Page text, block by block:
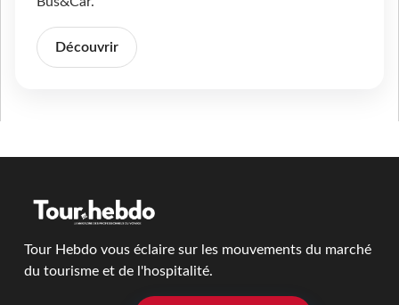
Découvrir
Tour Hebdo vous éclaire sur les mouvements du marché
du tourisme et de l'hospitalité.